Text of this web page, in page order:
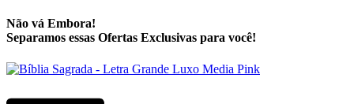
Não vá Embora!
Separamos essas Ofertas Exclusivas para você!